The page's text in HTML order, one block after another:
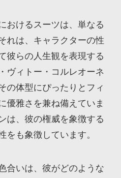
おけるスーツは、単なる
れは、キャラクターの性
彼らの人生観を表現する
ヴィトー・コルレオーネ
の体型にぴったりとフィ
優雅さを兼ね備えていま
は、彼の権威を象徴する
をも象徴しています。
合いは、彼がどのような